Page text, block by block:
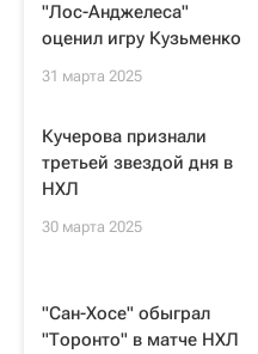
"Лос-Анджелеса"
оценил игру Кузьменко
31 марта 2025
Кучерова признали
третьей звездой дня в
НХЛ
30 марта 2025
"Сан-Хосе" обыграл
"Торонто" в матче НХЛ